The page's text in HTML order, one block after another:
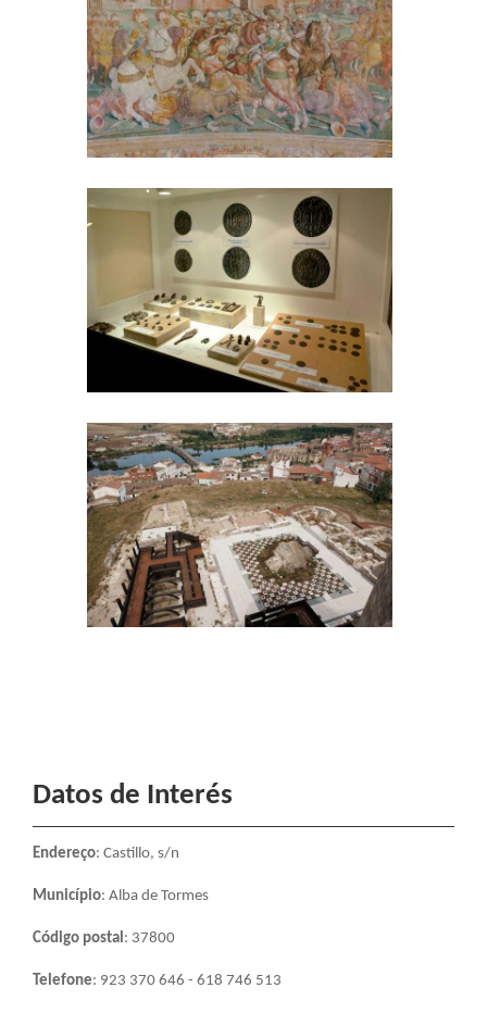
Datos de Interés
Endereço: Castillo, s/n
Município: Alba de Tormes
Código postal: 37800
Telefone: 923 370 646 - 618 746 513